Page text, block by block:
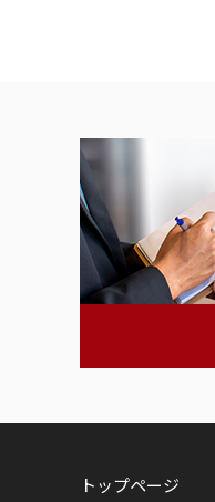
トップページ